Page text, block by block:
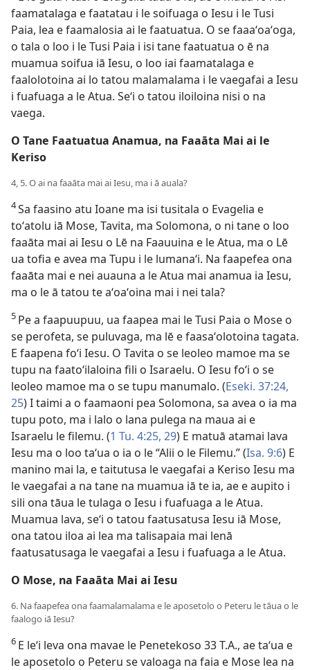
faamatalaga e faatatau i le soifuaga o Iesu i le Tusi
Paia, lea e faamalosia ai le faatuatua. O se faaaʻoaʻoga,
o tala o loo i le Tusi Paia i isi tane faatuatua o ē na
muamua soifua iā Iesu, o loo iai faamatalaga e
faalolotoina ai lo tatou malamalama i le vaegafai a Iesu
i fuafuaga a le Atua. Seʻi o tatou iloiloina nisi o na
vaega.
O Tane Faatuatua Anamua, na Faaāta Mai ai le
Keriso
4, 5. O ai na faaāta mai ai Iesu, ma i ā auala?
4Sa faasino atu Ioane ma isi tusitala o Evagelia e
toʻatolu iā Mose, Tavita, ma Solomona, o ni tane o loo
faaāta mai ai Iesu o Lē na Faauuina e le Atua, ma o Lē
ua tofia e avea ma Tupu i le lumanaʻi. Na faapefea ona
faaāta mai e nei auauna a le Atua mai anamua ia Iesu,
ma o le ā tatou te aʻoaʻoina mai i nei tala?
5 Pe a faapuupuu, ua faapea mai le Tusi Paia o Mose o
se perofeta, se puluvaga, ma lē e faasaʻolotoina tagata.
E faapena foʻi Iesu. O Tavita o se leoleo mamoe ma se
tupu na faatoʻilaloina fili o Isaraelu. O Iesu foʻi o se
leoleo mamoe ma o se tupu manumalo. (Eseki. 37:24,
25) I taimi a o faamaoni pea Solomona, sa avea o ia ma
tupu poto, ma i lalo o lana pulega na maua ai e
Isaraelu le filemu. (1 Tu. 4:25, 29) E matuā atamai lava
Iesu ma o loo taʻua o ia o le “Alii o le Filemu.” (Isa. 9:6) E
manino mai la, e taitutusa le vaegafai a Keriso Iesu ma
le vaegafai a na tane na muamua iā te ia, ae e aupito i
sili ona tāua le tulaga o Iesu i fuafuaga a le Atua.
Muamua lava, seʻi o tatou faatusatusa Iesu iā Mose,
ona tatou iloa ai lea ma talisapaia mai lenā
faatusatusaga le vaegafai a Iesu i fuafuaga a le Atua.
O Mose, na Faaāta Mai ai Iesu
6. Na faapefea ona faamalamalama e le aposetolo o Peteru le tāua o le
faalogo iā Iesu?
6 E leʻi leva ona mavae le Penetekoso 33 T.A., ae taʻua e
le aposetolo o Peteru se valoaga na faia e Mose lea na